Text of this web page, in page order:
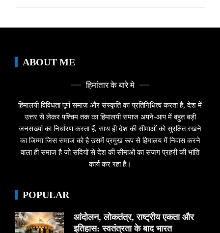
ABOUT ME
हिमांतार के बारे मे
हिमालयी विविधता पूर्ण समाज और संस्कृति का प्रतिनिधित्व करता हैं, देश में
उत्तर से लेकर पश्चिम तक का हिमालयी समाज अपने-आप में बहुत बड़ी
जनसख्यां का निर्धारण करता हैं, साथ ही देश की सीमाओं को सुरक्षित रखने
का जिम्मा जिस समाज को है उसमें प्रमुख रूप से हिमालय में निवास करने
वाला ही समाज है जो सदियों से देश की सीमाओं का सजग प्रहरी की भांति
कार्य कर रहा हैं।
POPULAR
आंदोलन, लोकतंत्र, राष्ट्रीय एकता और
इतिहास: स्वतंत्रता के बाद भारत